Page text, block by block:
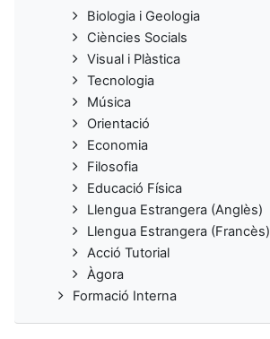
Biologia i Geologia
Ciències Socials
Visual i Plàstica
Tecnologia
Música
Orientació
Economia
Filosofia
Educació Física
Llengua Estrangera (Anglès)
Llengua Estrangera (Francès)
Acció Tutorial
Àgora
Formació Interna